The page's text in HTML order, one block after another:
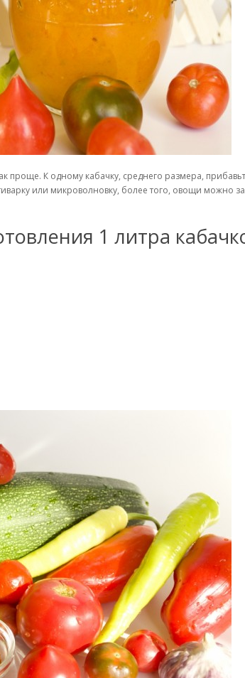
проще. К одному кабачку, среднего размера,
или микроволновку, более того, овощи можно
1 литра